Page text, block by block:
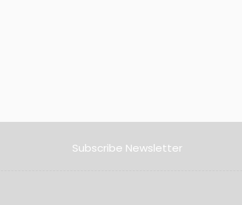
Subscribe Newsletter